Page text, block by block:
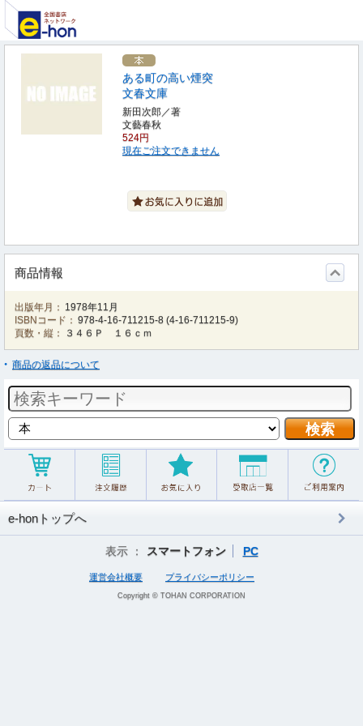
ある町の高い煙突
文春文庫
新田次郎／著
文藝春秋
524円
現在ご注文できません
商品情報
出版年月： 1978年11月
ISBNコード： 978-4-16-711215-8 (4-16-711215-9)
頁数・縦：
３４６Ｐ １６ｃｍ
商品の返品について
e-honトップへ
表示 ： スマートフォン PC
運営会社概要 プライバシーポリシー
Copyright © TOHAN CORPORATION